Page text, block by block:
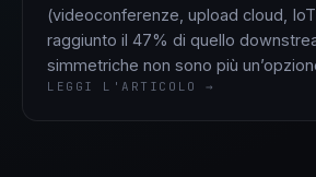
(videoconferenze, upload cloud,
raggiunto il 47% di quello
simmetriche non sono più
LEGGI L'ARTICOLO →